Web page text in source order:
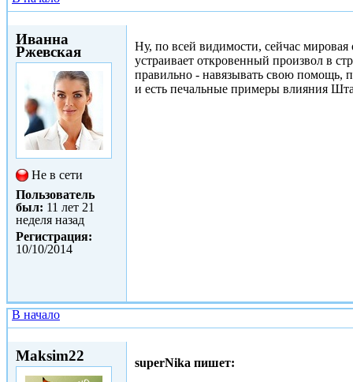
Иванна
Ржевская
Не в сети
Пользователь
был: 11 лет 21
неделя назад
Регистрация:
10/10/2014
Ну, по всей видимости, сейчас
устраивает откровенный произвол в
правильно - навязывать свою помощь,
и есть печальные примеры влияния
В начало
Maksim22
superNika пишет: